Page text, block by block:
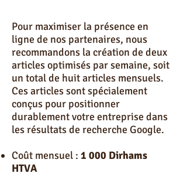
Pour maximiser la présence en
ligne de nos partenaires, nous
recommandons la création de deux
articles optimisés par semaine, soit
un total de huit articles mensuels.
Ces articles sont spécialement
conçus pour positionner
durablement votre entreprise dans
les résultats de recherche Google.
Coût mensuel : 1 000 Dirhams
HTVA